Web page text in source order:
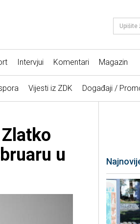
Intervjui Komentari Magazin
Vijesti iz ZDK Događaji /
u